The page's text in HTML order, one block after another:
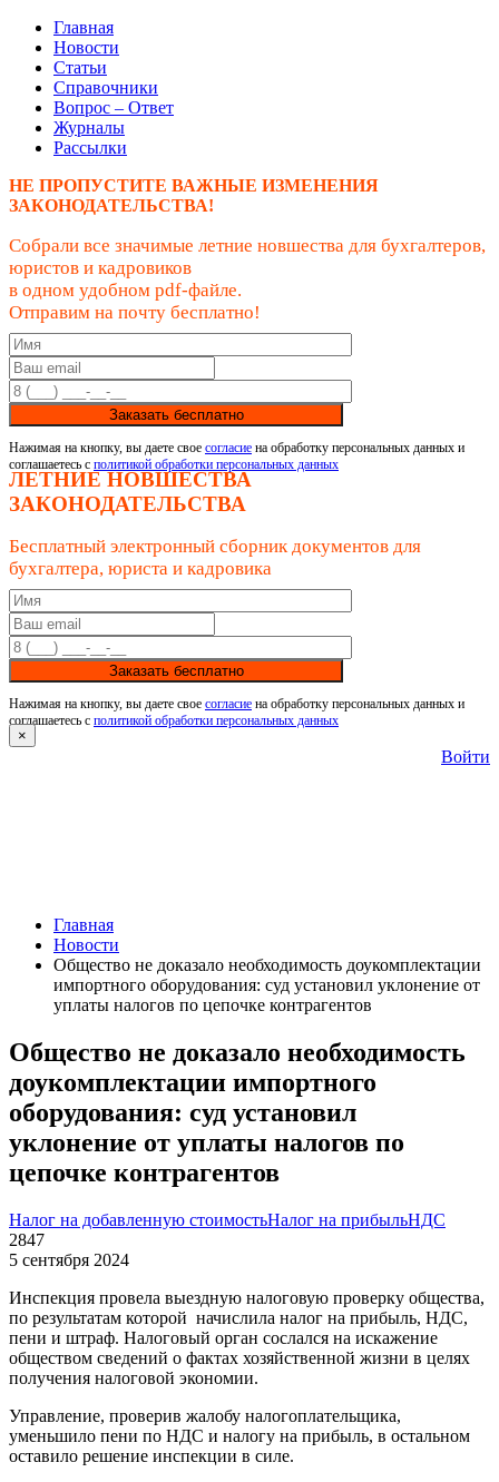
Главная
Новости
Статьи
Справочники
Вопрос – Ответ
Журналы
Рассылки
НЕ ПРОПУСТИТЕ ВАЖНЫЕ ИЗМЕНЕНИЯ
ЗАКОНОДАТЕЛЬСТВА!
Собрали все значимые летние новшества для бухгалтеров,
юристов и кадровиков
в одном удобном pdf-файле.
Отправим на почту бесплатно!
Заказать бесплатно
Нажимая на кнопку, вы даете свое согласие на обработку персональных данных и
соглашаетесь с политикой обработки персональных данных
ЛЕТНИЕ НОВШЕСТВА
ЗАКОНОДАТЕЛЬСТВА
Бесплатный электронный сборник документов для
бухгалтера, юриста и кадровика
Заказать бесплатно
Нажимая на кнопку, вы даете свое согласие на обработку персональных данных и
соглашаетесь с политикой обработки персональных данных
×
Войти
Главная
Новости
Общество не доказало необходимость доукомплектации
импортного оборудования: суд установил уклонение от
уплаты налогов по цепочке контрагентов
Общество не доказало необходимость
доукомплектации импортного
оборудования: суд установил
уклонение от уплаты налогов по
цепочке контрагентов
Налог на добавленную стоимостьНалог на прибыльНДС
2847
5 сентября 2024
Инспекция провела выездную налоговую проверку общества,
по результатам которой начислила налог на прибыль, НДС,
пени и штраф. Налоговый орган сослался на искажение
обществом сведений о фактах хозяйственной жизни в целях
получения налоговой экономии.
Управление, проверив жалобу налогоплательщика,
уменьшило пени по НДС и налогу на прибыль, в остальном
оставило решение инспекции в силе.